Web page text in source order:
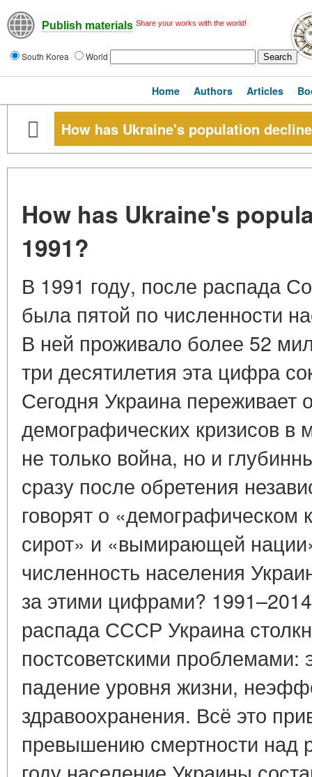
Publish materials Share your works with the world!
South Korea World
Home Authors Articles
How has Ukraine's population
How has Ukraine's
1991?
В 1991 году, после распада
была пятой по численности
В ней проживало более 52
три десятилетия эта цифра
Сегодня Украина
демографических кризисов
не только война, но и
сразу после обретения
говорят о «демографическом
сирот» и «вымирающей
численность населения
за этими цифрами?
распада СССР Украина
постсоветскими проблемами:
падение уровня жизни,
здравоохранения. Всё это
превышению смертности над